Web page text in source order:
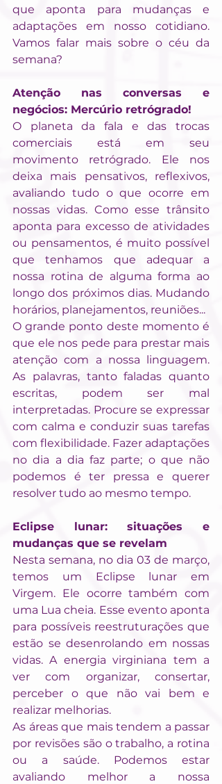
que aponta para mudanças e
adaptações em nosso cotidiano.
Vamos falar mais sobre o céu da
semana?
Atenção nas conversas e
negócios: Mercúrio retrógrado!
O planeta da fala e das trocas
comerciais está em seu
movimento retrógrado. Ele nos
deixa mais pensativos, reflexivos,
avaliando tudo o que ocorre em
nossas vidas. Como esse trânsito
aponta para excesso de atividades
ou pensamentos, é muito possível
que tenhamos que adequar a
nossa rotina de alguma forma ao
longo dos próximos dias. Mudando
horários, planejamentos, reuniões...
O grande ponto deste momento é
que ele nos pede para prestar mais
atenção com a nossa linguagem.
As palavras, tanto faladas quanto
escritas, podem ser mal
interpretadas. Procure se expressar
com calma e conduzir suas tarefas
com flexibilidade. Fazer adaptações
no dia a dia faz parte; o que não
podemos é ter pressa e querer
resolver tudo ao mesmo tempo.
Eclipse lunar: situações e
mudanças que se revelam
Nesta semana, no dia 03 de março,
temos um Eclipse lunar em
Virgem. Ele ocorre também com
uma Lua cheia. Esse evento aponta
para possíveis reestruturações que
estão se desenrolando em nossas
vidas. A energia virginiana tem a
ver com organizar, consertar,
perceber o que não vai bem e
realizar melhorias.
As áreas que mais tendem a passar
por revisões são o trabalho, a rotina
ou a saúde. Podemos estar
avaliando melhor a nossa